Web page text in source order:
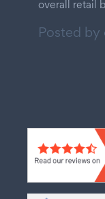
overall retail
Posted by